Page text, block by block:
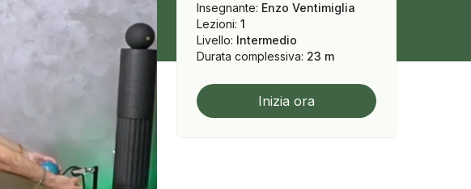
Insegnante: Enzo Ventimiglia
Lezioni: 1
Livello: Intermedio
Durata complessiva: 23 m
Inizia ora